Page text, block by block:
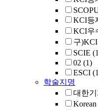
KCI등
KCI우
구
SCIE
02 (1)
ESCI
학술지명
대한